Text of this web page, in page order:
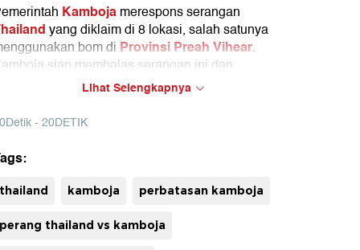
Kambojamerespons serangan
yang diklaim di 8 lokasi, salah satunya
bom di Provinsi Preah Vihear.
siap membalas serangan ini dan
mengatakan pasukan militernya sudah siap tempur.
Kamboja sendiri membawa masalah
wilayah dengan Thailand kepada
Internasional (ICJ)
Lihat Selengkapnya
- 20DETIK
thailand kamboja perbatasan kamboja
perang thailand vs kamboja